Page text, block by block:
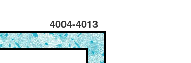
4004-4013